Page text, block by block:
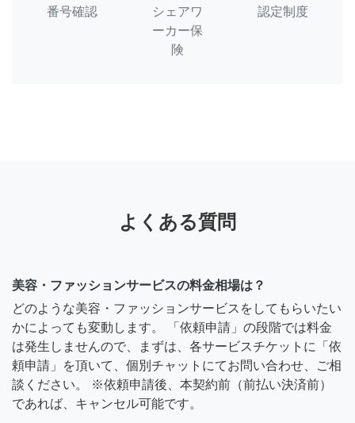
番号確認
シェアワ
ーカー保
険
認定制度
よくある質問
美容・ファッションサービスの料金相場は？
どのような美容・ファッションサービスをしてもらいたい
かによっても変動します。 「依頼申請」の段階では料金
は発生しませんので、まずは、各サービスチケットに「依
頼申請」を頂いて、個別チャットにてお問い合わせ、ご相
談ください。 ※依頼申請後、本契約前（前払い決済前）
であれば、キャンセル可能です。